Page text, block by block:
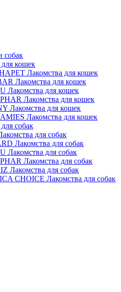
собак
кошек
Лакомства для кошек
Лакомства для кошек
Лакомства для кошек
Лакомства для кошек
Лакомства для кошек
Лакомства для кошек
собак
для собак
Лакомства для собак
Лакомства для собак
Лакомства для собак
Лакомства для собак
CHOICE Лакомства для собак